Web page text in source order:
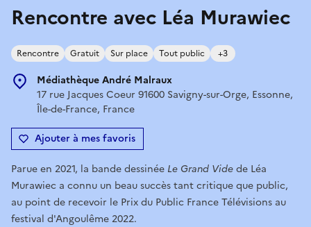
Rencontre avec Léa Murawiec
Rencontre Gratuit Sur place Tout public +3
Médiathèque André Malraux
17 rue Jacques Coeur 91600 Savigny-sur-Orge, Essonne,
Île-de-France, France
Ajouter à mes favoris
Parue en 2021, la bande dessinée Le Grand Videde Léa
Murawiec a connu un beau succès tant critique que public,
au point de recevoir le Prix du Public France Télévisions au
festival d'Angoulême 2022.